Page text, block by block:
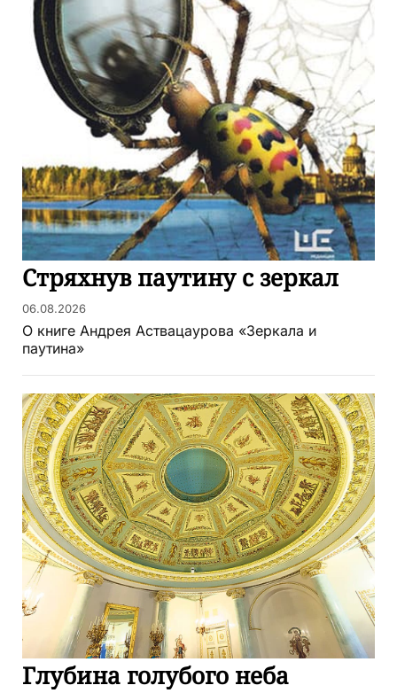
Стряхнув паутину с зеркал
06.08.2026
О книге Андрея Аствацаурова «Зеркала и
паутина»
Глубина голубого неба